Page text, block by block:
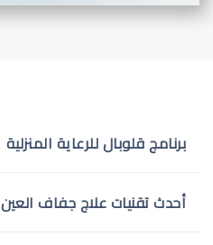
برنامج قلوبال للرعاية المنزلية
أحدث تقنيات علاج جفاف العين